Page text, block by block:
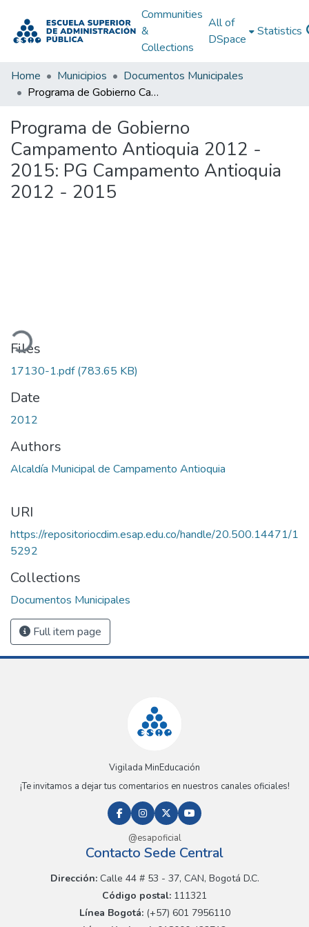
Communities
&
Collections
All of
DSpace
Statistics
Home Municipios
Documentos Municipales
Programa de Gobierno Campamento Antioquia 2012 - 2015: PG Campamento Antioquia 2012 - 2015
Programa de Gobierno
Campamento Antioquia 2012 -
2015: PG Campamento Antioquia
2012 - 2015
Files
17130-1.pdf(783.65 KB)
Date
2012
Authors
Alcaldía Municipal de Campamento Antioquia
URI
https://repositoriocdim.esap.edu.co/handle/20.500.14471/1
5292
Collections
Documentos Municipales
Full item page
Vigilada MinEducación
¡Te invitamos a dejar tus comentarios en nuestros canales oficiales!
@esapoficial
Contacto Sede Central
Dirección:Calle 44 # 53 - 37, CAN, Bogotá D.C.
Código postal: 111321
Línea Bogotá:(+57) 601 7956110